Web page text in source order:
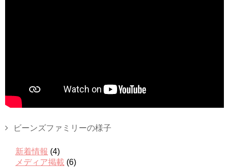
ビーンズファミリーの様子
新着情報 (4)
メディア掲載 (6)